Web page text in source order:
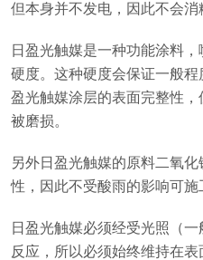
但本身并不发电，因此不会消
日盈光触媒是一种功能涂料
硬度。这种硬度会保证一般
盈光触媒涂层的表面完整性
被磨损。
另外日盈光触媒的原料二氧
性，因此不受酸雨的影响可施
日盈光触媒必须经受光照（
反应，所以必须始终维持在